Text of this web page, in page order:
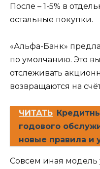
После – 1-5% в
остальные покупки.
«Альфа-Банк»
по умолчанию. Это
отслеживать
возвращаются на
ЧИТАТЬ
годового
новые правила и
Совсем иная модель